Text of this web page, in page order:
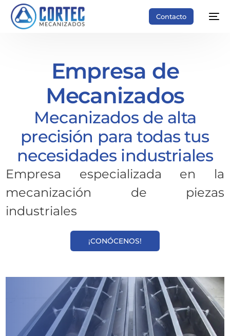
Contacto
Empresa de
Mecanizados
Mecanizados de alta
precisión para todas tus
necesidades industriales
Empresa especializada en la
mecanización de piezas
industriales
¡CONÓCENOS!